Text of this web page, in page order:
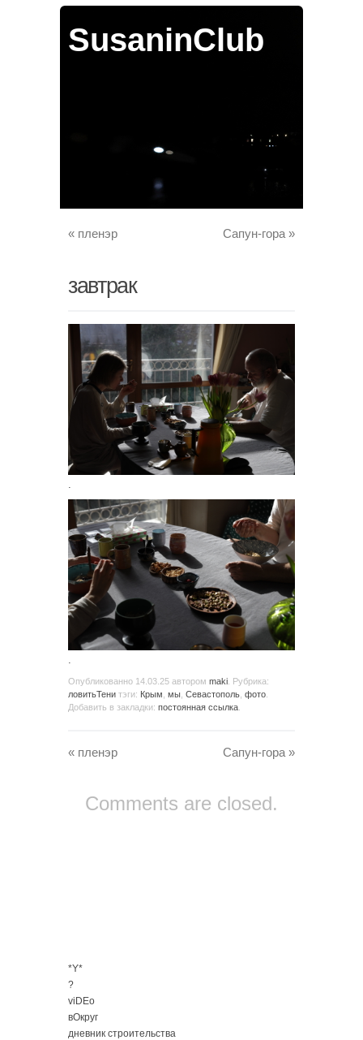
SusaninClub
« пленэр Сапун-гора »
завтрак
.
.
Опубликованно 14.03.25 автором maki . Рубрика:
ловитьТени тэги: Крым мы Севастополь фото
Добавить в закладки: постоянная ссылка
« пленэр Сапун-гора »
Comments are closed.
*Y*
?
viDEo
вОкруг
дневник строительства